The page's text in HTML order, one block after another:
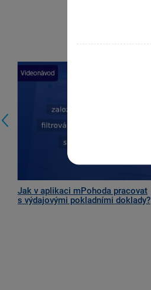
Jak v aplikaci mPohoda pracovat
s výdajovými pokladními doklady?
Previous